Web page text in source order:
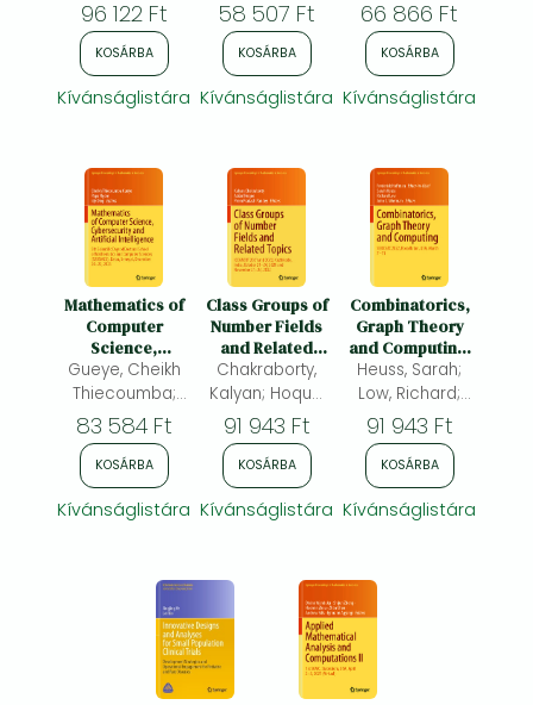
Alessandra;
Saracco,
Giorgio
96 122 Ft
KOSÁRBA
Kívánságlistára
58 507 Ft
KOSÁRBA
Kívánságlistára
Tadmor, Eitan
66 866 Ft
KOSÁRBA
Kívánságlistára
Mathematics of
Computer
Science,
Cybersecurity
and Artificial
Scientific Days
of Doctoral
School of
Mathematics
and Computer
Dakar, Senegal,
December 20–
22, 2023
Gueye, Cheikh
Thiecoumba;
Ngom, Papa;
Diop, Idy
83 584 Ft
KOSÁRBA
Kívánságlistára
Class Groups of
Number Fields
and Related
Topics:
ICCGNERT 2021
Kozhikode,
India, October
21–24, 2021 and
November 21–
24, 2022
Chakraborty,
Kalyan; Hoque,
Azizul; Pandey,
Prem Prakash
91 943 Ft
KOSÁRBA
Kívánságlistára
Combinatorics,
Graph Theory
and Computing:
SEICCGTC 2022,
Boca Raton,
Heuss, Sarah;
Low, Richard;
Wierman, John
C.
91 943 Ft
KOSÁRBA
Kívánságlistára